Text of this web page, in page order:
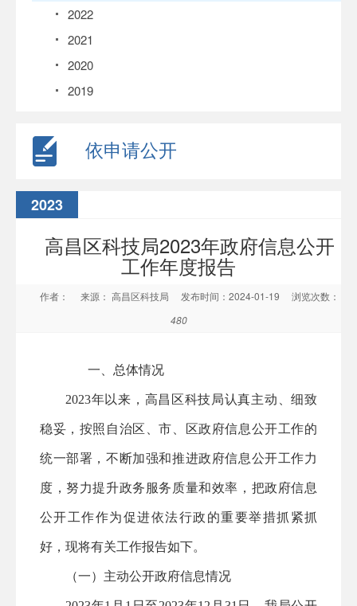
2022
2021
2020
2019
依申请公开
2023
高昌区科技局2023年政府信息公开
工作年度报告
作者： 来源： 高昌区科技局 发布时间：2024-01-19
浏览次数：
480
一、总体情况
2023年以来， 高昌 区科技局认真主动、细致
稳妥 ，按照自治区、市、区政府信息公开工作的
统一部署，不断加强和推进政府信息公开工作力
度，努力提升政务服务质量和效率，把政府信息
公开工作作为促进依法行政的重要举措抓紧抓
好，现将有关工作报告如下。
（一）主动公开政府信息情况